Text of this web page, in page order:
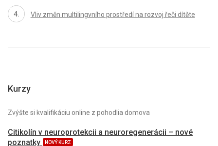
Vliv změn multilingvního prostředí na rozvoj řeči dítěte
Kurzy
Zvýšte si kvalifikáciu online z pohodlia domova
Citikolín v neuroprotekcii a neuroregenerácii – nové
poznatky
NOVÝ KURZ